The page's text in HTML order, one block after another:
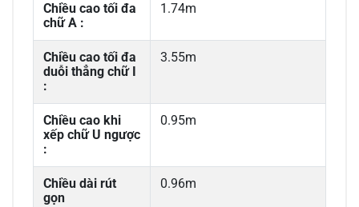
Chiều cao tối đa
chữ A :
1.74m
Chiều cao tối đa
duỗi thẳng chữ I
:
3.55m
Chiều cao khi
xếp chữ U ngược
:
0.95m
Chiều dài rút
gọn
0.96m